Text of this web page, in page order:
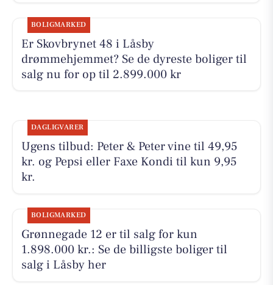
BOLIGMARKED
Er Skovbrynet 48 i Låsby
drømmehjemmet? Se de dyreste boliger til
salg nu for op til 2.899.000 kr
DAGLIGVARER
Ugens tilbud: Peter & Peter vine til 49,95
kr. og Pepsi eller Faxe Kondi til kun 9,95
kr.
BOLIGMARKED
Grønnegade 12 er til salg for kun
1.898.000 kr.: Se de billigste boliger til
salg i Låsby her